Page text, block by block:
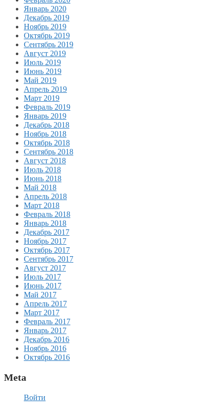
Январь 2020
Декабрь 2019
Ноябрь 2019
Октябрь 2019
Сентябрь 2019
Август 2019
Июль 2019
Июнь 2019
Май 2019
Апрель 2019
Март 2019
Февраль 2019
Январь 2019
Декабрь 2018
Ноябрь 2018
Октябрь 2018
Сентябрь 2018
Август 2018
Июль 2018
Июнь 2018
Май 2018
Апрель 2018
Март 2018
Февраль 2018
Январь 2018
Декабрь 2017
Ноябрь 2017
Октябрь 2017
Сентябрь 2017
Август 2017
Июль 2017
Июнь 2017
Май 2017
Апрель 2017
Март 2017
Февраль 2017
Январь 2017
Декабрь 2016
Ноябрь 2016
Октябрь 2016
Meta
Войти